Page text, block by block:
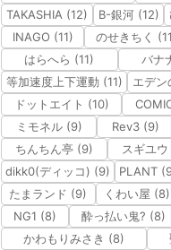
TAKASHIA (12)
B-銀河 (12)
INAGO (11)
のせきちく
はらへら (11)
バナ
等加速度上下運動 (11)
エデ
ドットエイト (10)
ミモネル (9)
Rev3 (9)
ちんちん亭 (9)
スギユ
dikk0(ディッコ) (9)
PLANT
たまランド (9)
くわい屋 (8)
NG1 (8)
酔っ払い鬼? (8)
かわもりみさき (8)